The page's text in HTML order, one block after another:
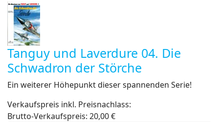
Tanguy und Laverdure 04. Die
Schwadron der Störche
Ein weiterer Höhepunkt dieser spannenden Serie!
Verkaufspreis inkl. Preisnachlass:
Brutto-Verkaufspreis: 20,00 €